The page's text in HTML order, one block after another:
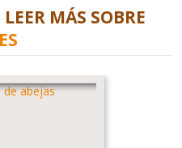
MÁS SOBRE